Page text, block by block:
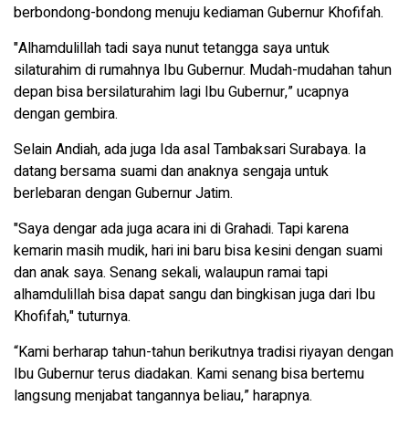
berbondong-bondong menuju kediaman Gubernur Khofifah.
"Alhamdulillah tadi saya nunut tetangga saya untuk
silaturahim di rumahnya Ibu Gubernur. Mudah-mudahan tahun
depan bisa bersilaturahim lagi Ibu Gubernur,” ucapnya
dengan gembira.
Selain Andiah, ada juga Ida asal Tambaksari Surabaya. Ia
datang bersama suami dan anaknya sengaja untuk
berlebaran dengan Gubernur Jatim.
"Saya dengar ada juga acara ini di Grahadi. Tapi karena
kemarin masih mudik, hari ini baru bisa kesini dengan suami
dan anak saya. Senang sekali, walaupun ramai tapi
alhamdulillah bisa dapat sangu dan bingkisan juga dari Ibu
Khofifah," tuturnya.
“Kami berharap tahun-tahun berikutnya tradisi riyayan dengan
Ibu Gubernur terus diadakan. Kami senang bisa bertemu
langsung menjabat tangannya beliau,” harapnya.